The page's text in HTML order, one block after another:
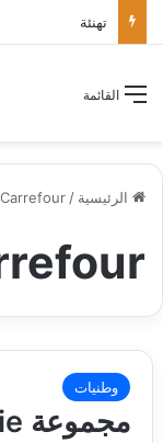
تهنئة
القائمة
الرئيسية /
Carrefour
وطنيات